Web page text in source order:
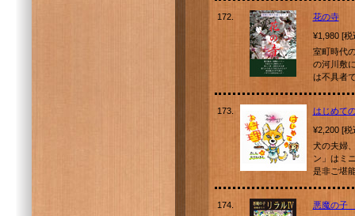
172.
花の寺
¥1,980 [
室町時代
の河川敷
は不具者
173.
はじめて
¥2,200 [
犬の夫婦
ン」はミ
是非ご堪
174.
悪魔の